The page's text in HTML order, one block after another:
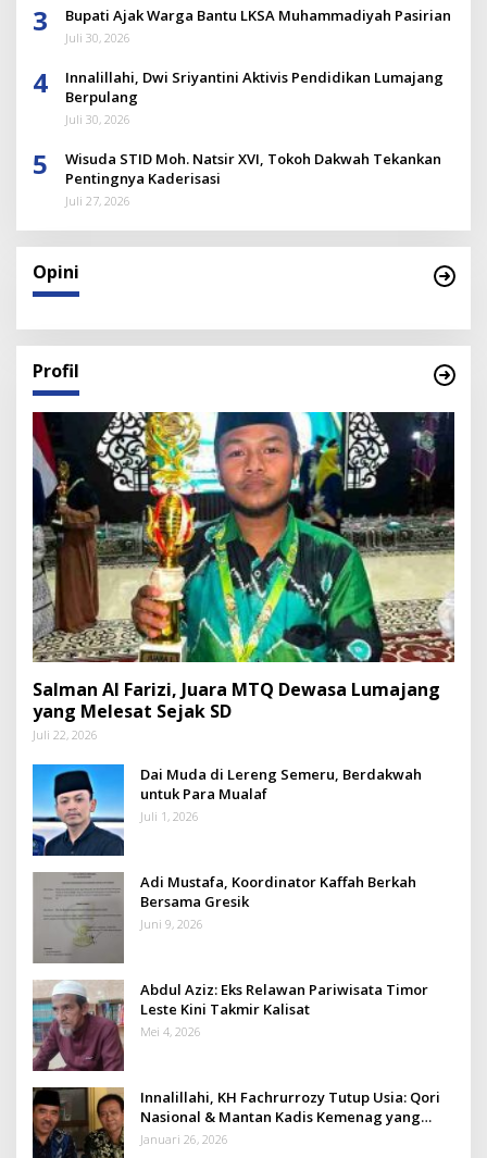
3 Bupati Ajak Warga Bantu LKSA Muhammadiyah Pasirian
Juli 30, 2026
4
Innalillahi, Dwi Sriyantini Aktivis Pendidikan Lumajang
Berpulang
Juli 30, 2026
5
Wisuda STID Moh. Natsir XVI, Tokoh Dakwah Tekankan
Pentingnya Kaderisasi
Juli 27, 2026
Opini
Profil
Salman Al Farizi, Juara MTQ Dewasa Lumajang
yang Melesat Sejak SD
Juli 22, 2026
Dai Muda di Lereng Semeru, Berdakwah
untuk Para Mualaf
Juli 1, 2026
Adi Mustafa, Koordinator Kaffah Berkah
Bersama Gresik
Juni 9, 2026
Abdul Aziz: Eks Relawan Pariwisata Timor
Leste Kini Takmir Kalisat
Mei 4, 2026
Innalillahi, KH Fachrurrozy Tutup Usia: Qori
Nasional & Mantan Kadis Kemenag yang
Penuh Teladan
Januari 26, 2026